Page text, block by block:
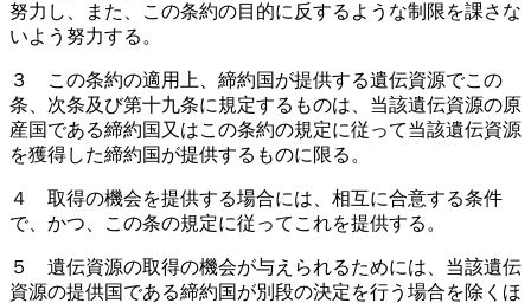
努力し、また、この条約の目的に反するような制限を課さな
いよう努力する。
３ この条約の適用上、締約国が提供する遺伝資源でこの
条、次条及び第十九条に規定するものは、当該遺伝資源の原
産国である締約国又はこの条約の規定に従って当該遺伝資源
を獲得した締約国が提供するものに限る。
４ 取得の機会を提供する場合には、相互に合意する条件
で、かつ、この条の規定に従ってこれを提供する。
５ 遺伝資源の取得の機会が与えられるためには、当該遺伝
資源の提供国である締約国が別段の決定を行う場合を除くほ